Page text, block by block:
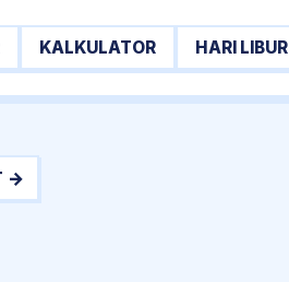
KALKULATOR HARI LIBUR
→